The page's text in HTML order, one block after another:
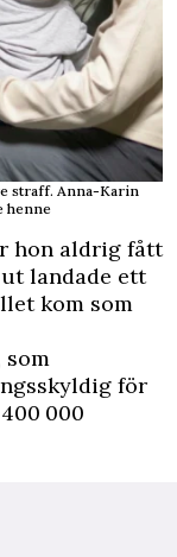
straff. Anna-Karin
henne
hon aldrig fått
landade ett
kom som
som
för
000